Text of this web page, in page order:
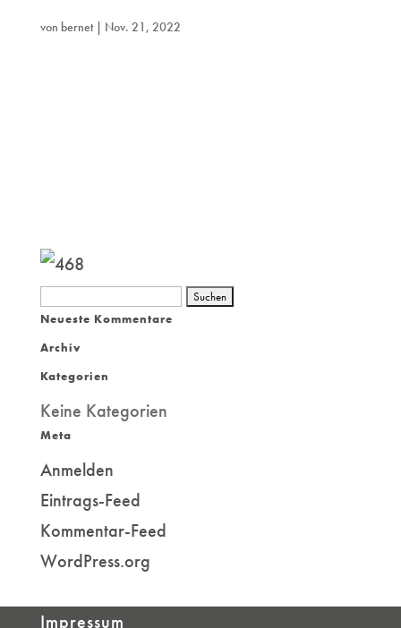
von bernet| Nov. 21, 2022
Suchen
nach:
Neueste Kommentare
Archiv
Kategorien
Keine Kategorien
Meta
Anmelden
Eintrags-Feed
Kommentar-Feed
WordPress.org
Impressum